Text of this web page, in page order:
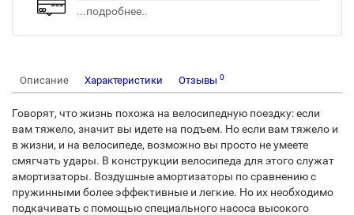
...подробнее..
Описание Характеристики Отзывы 0
Говорят, что жизнь похожа на велосипедную поездку: если
вам тяжело, значит вы идете на подъем. Но если вам тяжело и
в жизни, и на велосипеде, возможно вы просто не умеете
смягчать удары. В конструкции велосипеда для этого служат
амортизаторы. Воздушные амортизаторы по сравнению с
пружинными более эффективные и легкие. Но их необходимо
подкачивать с помощью специального насоса высокого